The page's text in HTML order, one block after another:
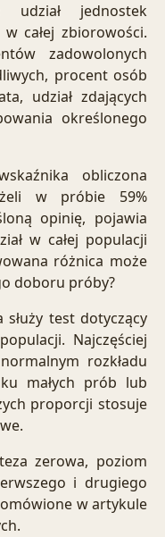
udział jednostek
całej zbiorowości.
zadowolonych
procent osób
udział zdających
określonego
obliczona
w próbie 59%
opinię, pojawia
w całej populacji
różnica może
doboru próby?
test dotyczący
Najczęściej
rozkładu
małych prób lub
proporcji stosuje
zerowa, poziom
i drugiego
w artykule
.